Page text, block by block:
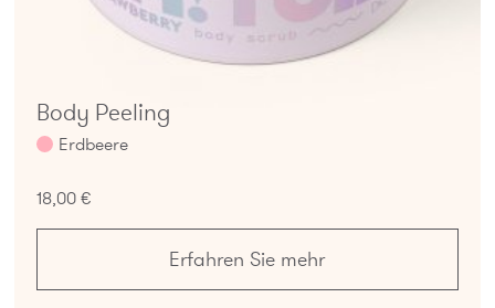
Body Peeling
Erdbeere
18,00 €
Erfahren Sie mehr